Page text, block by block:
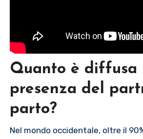
Quanto è diffusa
presenza del
parto?
Nel mondo occidentale, oltre il